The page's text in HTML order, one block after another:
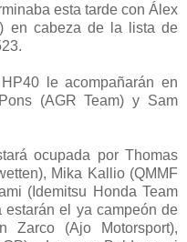
esta tarde con Álex
en cabeza de la lista de
le acompañarán en
(AGR Team) y Sam
ocupada por Thomas
Mika Kallio (QMMF
(Idemitsu Honda Team
estarán el ya campeón de
Zarco (Ajo Motorsport),